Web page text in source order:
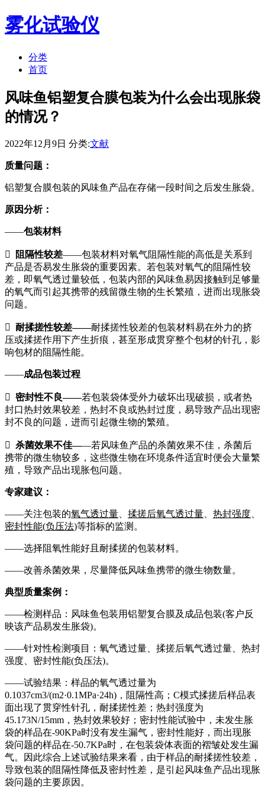
雾化试验仪
分类
首页
风味鱼铝塑复合膜包装为什么会出现胀袋
的情况？
2022年12月9日 分类:文献
质量问题：
铝塑复合膜包装的风味鱼产品在存储一段时间之后发生胀袋。
原因分析：
——包装材料
 阻隔性较差——包装材料对氧气阻隔性能的高低是关系到
产品是否易发生胀袋的重要因素。若包装对氧气的阻隔性较
差，即氧气透过量较低，包装内部的风味鱼易因接触到足够量
的氧气而引起其携带的残留微生物的生长繁殖，进而出现胀袋
问题。
 耐揉搓性较差——耐揉搓性较差的包装材料易在外力的挤
压或揉搓作用下产生折痕，甚至形成贯穿整个包材的针孔，影
响包材的阻隔性能。
——成品包装过程
 密封性不良——若包装袋体受外力破坏出现破损，或者热
封口热封效果较差，热封不良或热封过度，易导致产品出现密
封不良的问题，进而引起微生物的繁殖。
 杀菌效果不佳——若风味鱼产品的杀菌效果不佳，杀菌后
携带的微生物较多，这些微生物在环境条件适宜时便会大量繁
殖，导致产品出现胀包问题。
专家建议：
——关注包装的氧气透过量 揉搓后氧气透过量 热封强度
密封性能(负压法)等指标的监测。
——选择阻氧性能好且耐揉搓的包装材料。
——改善杀菌效果，尽量降低风味鱼携带的微生物数量。
典型质量案例：
——检测样品：风味鱼包装用铝塑复合膜及成品包装(客户反
映该产品易发生胀袋)。
——针对性检测项目：氧气透过量、揉搓后氧气透过量、热封
强度、密封性能(负压法)。
——试验结果：样品的氧气透过量为
0.1037cm3/(m2·0.1MPa·24h)，阻隔性高；C模式揉搓后样品表
面出现了贯穿性针孔，耐揉搓性差；热封强度为
45.173N/15mm，热封效果较好；密封性能试验中，未发生胀
袋的样品在-90KPa时没有发生漏气，密封性能好，而出现胀
袋问题的样品在-50.7KPa时，在包装袋体表面的褶皱处发生漏
气。因此综合上述试验结果来看，由于样品的耐揉搓性较差，
导致包装的阻隔性降低及密封性差，是引起风味鱼产品出现胀
袋问题的主要原因。